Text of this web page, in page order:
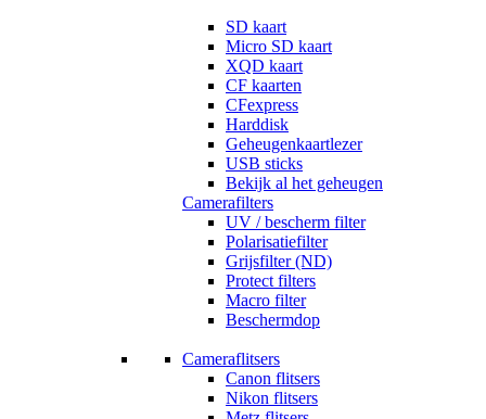
SD kaart
Micro SD kaart
XQD kaart
CF kaarten
CFexpress
Harddisk
Geheugenkaartlezer
USB sticks
Bekijk al het geheugen
Camerafilters
UV / bescherm filter
Polarisatiefilter
Grijsfilter (ND)
Protect filters
Macro filter
Beschermdop
Cameraflitsers
Canon flitsers
Nikon flitsers